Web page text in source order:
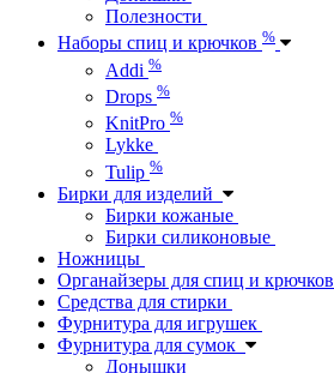
Полезности
Наборы спиц и крючков %
Addi %
Drops %
KnitPro %
Lykke
Tulip %
Бирки для изделий
Бирки кожаные
Бирки силиконовые
Ножницы
Органайзеры для спиц и крючков
Средства для стирки
Фурнитура для игрушек
Фурнитура для сумок
Донышки